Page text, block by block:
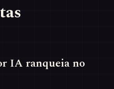
IA ranqueia no